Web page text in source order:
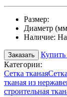
Размер:
Диаметр
Наличие: На
Заказать
Купить
Категории:
Сетка тканая
тканая из
строительная